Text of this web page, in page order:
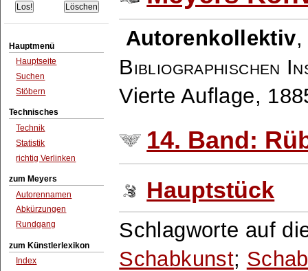
Hauptmenü
Hauptseite
Suchen
Stöbern
Technisches
Technik
Statistik
richtig Verlinken
zum Meyers
Autorennamen
Abkürzungen
Rundgang
zum Künstlerlexikon
Index
Autorenkollektiv
Bibliographischen
Vierte Auflage,
14. Band:
Hauptstück
Schlagworte auf
Schabkunst;